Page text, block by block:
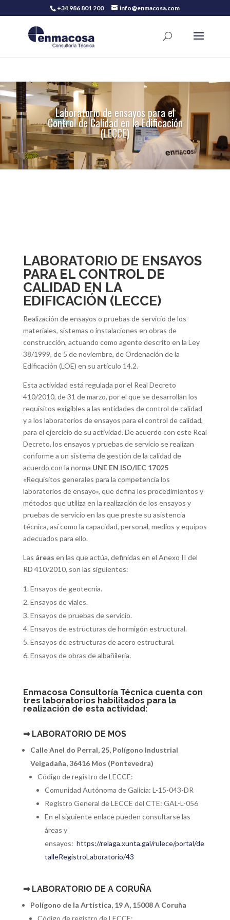
+34 986 801 200 info@enmacosa.com
Laboratorio de ensayos para el
Control de Calidad en la Edificación
(LECCE)
LABORATORIO DE ENSAYOS
PARA EL CONTROL DE
CALIDAD EN LA
EDIFICACIÓN (LECCE)
Realización de ensayos o pruebas de servicio de los
materiales, sistemas o instalaciones en obras de
construcción, actuando como agente descrito en la Ley
38/1999, de 5 de noviembre, de Ordenación de la
Edificación (LOE) en su artículo 14.2.
Esta actividad está regulada por el Real Decreto
410/2010, de 31 de marzo, por el que se desarrollan los
requisitos exigibles a las entidades de control de calidad
y a los laboratorios de ensayos para el control de calidad,
para el ejercicio de su actividad. De acuerdo con este Real
Decreto, los ensayos y pruebas de servicio se realizan
conforme a un sistema de gestión de la calidad de
acuerdo con la norma UNE EN ISO/IEC 17025
«Requisitos generales para la competencia los
laboratorios de ensayo», que defina los procedimientos y
métodos que utiliza en la realización de los ensayos y
pruebas de servicio en las que preste su asistencia
técnica, así como la capacidad, personal, medios y equipos
adecuados para ello.
Las áreas en las que actúa, definidas en el Anexo II del
RD 410/2010, son las siguientes:
Ensayos de geotecnia.
Ensayos de viales.
Ensayos de pruebas de servicio.
Ensayos de estructuras de hormigón estructural.
Ensayos de estructuras de acero estructural.
Ensayos de obras de albañilería.
Enmacosa Consultoría Técnica cuenta con
tres laboratorios habilitados para la
realización de esta actividad:
⇒ LABORATORIO DE MOS
Calle Anel do Perral, 25, Polígono Industrial
Veigadaña, 36416 Mos (Pontevedra)
Código de registro de LECCE:
Comunidad Autónoma de Galicia: L-15-043-DR
Registro General de LECCE del CTE: GAL-L-056
En el siguiente enlace pueden consultarse las
áreas y
ensayos: https://relaga.xunta.gal/rulece/portal/de
talleRegistroLaboratorio/43
⇒ LABORATORIO DE A CORUÑA
Polígono de la Artística, 19 A, 15008 A Coruña
Código de registro de LECCE: